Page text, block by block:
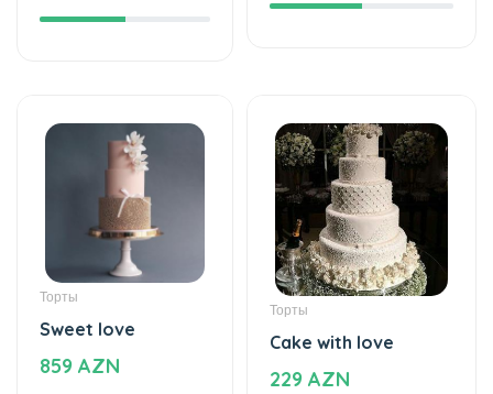
Торты
Sweet love
859 AZN
Торты
Cake with love
229 AZN